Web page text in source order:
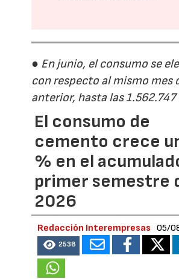
● En junio, el consumo se
con respecto al mismo mes
anterior, hasta las
El consumo de
cemento crece
% en el
primer semestre
2026
Redacción Interempresas 05/
2538